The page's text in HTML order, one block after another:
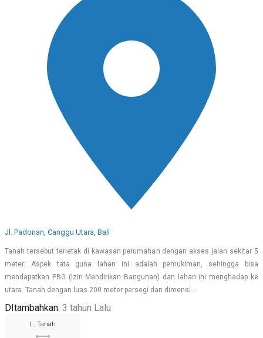
Jl. Padonan, Canggu Utara, Bali
Tanah tersebut terletak di kawasan perumahan dengan akses jalan sekitar 5
meter. Aspek tata guna lahan ini adalah pemukiman, sehingga bisa
mendapatkan PBG (Izin Mendirikan Bangunan) dan lahan ini menghadap ke
utara. Tanah dengan luas 200 meter persegi dan dimensi…
DItambahkan: 3 tahun Lalu
L. Tanah